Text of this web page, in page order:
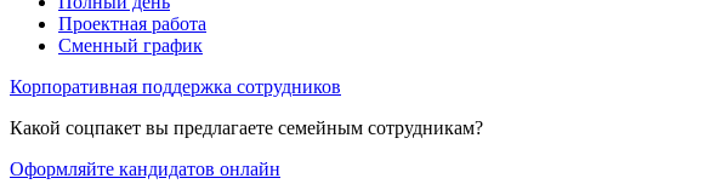
Проектная работа
Сменный график
Корпоративная поддержка сотрудников
Какой соцпакет вы предлагаете семейным сотрудникам?
Оформляйте кандидатов онлайн